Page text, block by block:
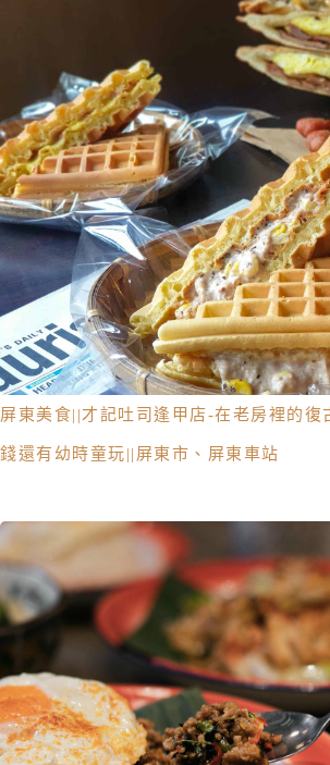
屏東美食||才記吐司逢甲店-在老房裡的復
錢還有幼時童玩||屏東市、屏東車站